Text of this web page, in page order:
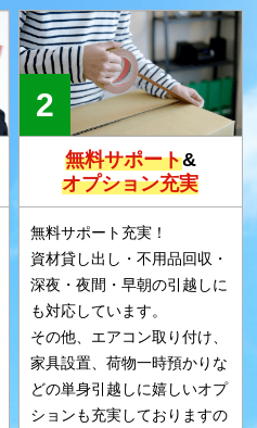
無料サポート&
オプション充実
無料サポート充実！
資材貸し出し・不用品回収・
深夜・夜間・早朝の引越しに
も対応しています。
その他、エアコン取り付け、
家具設置、荷物一時預かりな
どの単身引越しに嬉しいオプ
ションも充実しておりますの